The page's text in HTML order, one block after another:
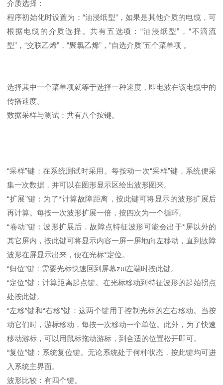
介质选择：
程序初始化时设置为：“油浸纸型”，如果是其他介质的电缆，可
根据电缆的介质选择。共有五选项：“油浸纸型”，“不滴流
型”，“交联乙烯”，“聚氯乙烯”，“自选介质”五个菜单项 。
选择其中一个菜单项就等于选择一种速度，即电波在该电缆中的
传播速度。
数据采样与测试：共有八个按键。
“采样”键：在系统测试时采用。每按动一次“采样”键，系统便采
集一次数据，并可以在图形显示区绘出波形图来。
“扩展”键：为了*计算故障距离，按此键可将显示的波形扩展后
再计算。每按一次波形扩展一倍，按四次为一个循环。
“卷动”键：波形扩展后，故障点特征波形可能会出于*屏以外的
其它屏内，按此键可将显示内容一屏一屏地向左移动，直到故障
波形在屏显示出来，便在光标*定位。
“归位”键：需要光标快速回到屏幕zui左端时按此键。
“定位”键：计算距离起点键。在光标移动到特征波形的起始拐点
处按此键。
“左移”键和“右移”键：这两个键用于控制光标的左右移动。当按
动它们时，游标移动，每按一次移动一个单位。此外，为了快速
移动游标，可以用鼠标拖动游标，到合适的位置松开即可。
“复位”键：系统复位键。无论系统处于何种状态，按此键均可进
入系统主界面。
波形比较：有四个键。